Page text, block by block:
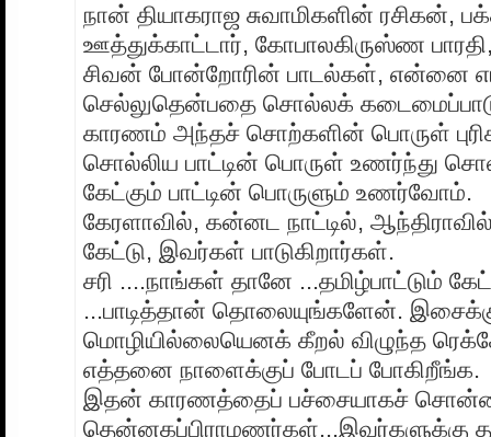
நான் தியாகராஜ சுவாமிகளின் ரசிகன்,
ஊத்துக்காட்டார், கோபாலகிருஸ்ண பாரதி,
சிவன் போன்றோரின் பாடல்கள், என்னை
செல்லுதென்பதை சொல்லக்
காரணம் அந்தச் சொற்களின் பொருள்
சொல்லிய பாட்டின் பொருள் உணர்ந்து
கேட்கும் பாட்டின் பொருளும் உணர்வோம்.
கேரளாவில், கன்னட நாட்டில்,
கேட்டு, இவர்கள் பாடுகிறார்கள்.
சரி ....நாங்கள் தானே ...தமிழ்பாட்டும்
...பாடித்தான் தொலையுங்களேன்.
மொழியில்லையெனக் கீறல் விழுந்த
எத்தனை நாளைக்குப் போடப் போகிறீங்க.
இதன் காரணத்தைப் பச்சையாகச்
தென்னகப்பிராமணர்கள்...இவர்களுக்கு